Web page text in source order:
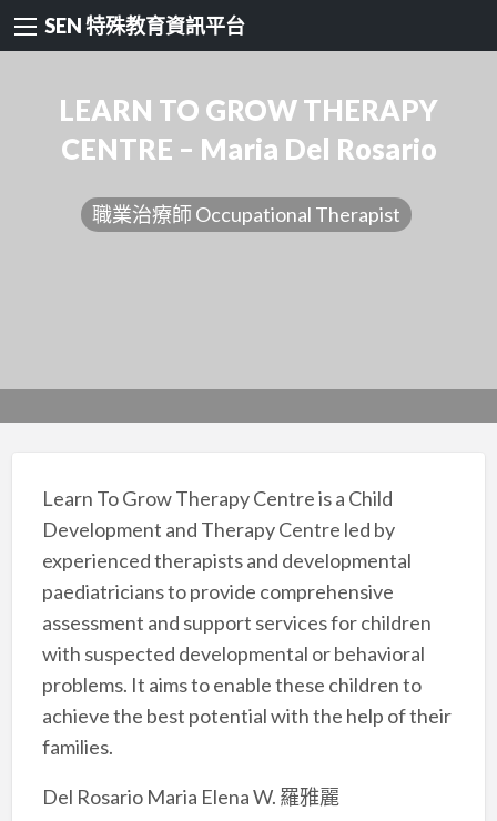
SEN 特殊教育資訊平台
LEARN TO GROW THERAPY
CENTRE – Maria Del Rosario
職業治療師 Occupational Therapist
Learn To Grow Therapy Centre is a Child
Development and Therapy Centre led by
experienced therapists and developmental
paediatricians to provide comprehensive
assessment and support services for children
with suspected developmental or behavioral
problems. It aims to enable these children to
achieve the best potential with the help of their
families.
Del Rosario Maria Elena W. 羅雅麗